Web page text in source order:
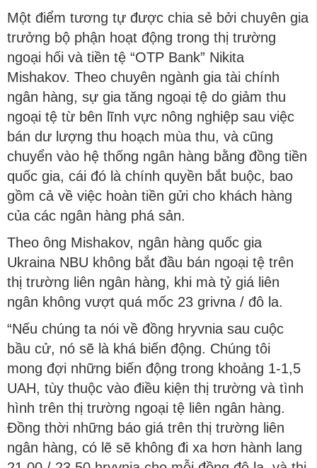
Một điểm tương tự được chia sẻ bởi chuyên gia
trưởng bộ phận hoạt động trong thị trường
ngoại hối và tiền tệ “OTP Bank” Nikita
Mishakov. Theo chuyên ngành gia tài chính
ngân hàng, sự gia tăng ngoại tệ do giảm thu
ngoại tệ từ bên lĩnh vực nông nghiệp sau việc
bán dư lượng thu hoạch mùa thu, và cũng
chuyển vào hệ thống ngân hàng bằng đồng tiền
quốc gia, cái đó là chính quyền bắt buộc, bao
gồm cả về việc hoàn tiền gửi cho khách hàng
của các ngân hàng phá sản.
Theo ông Mishakov, ngân hàng quốc gia
Ukraina NBU không bắt đầu bán ngoại tệ trên
thị trường liên ngân hàng, khi mà tỷ giá liên
ngân không vượt quá mốc 23 grivna / đô la.
“Nếu chúng ta nói về đồng hryvnia sau cuộc
bầu cử, nó sẽ là khá biến động. Chúng tôi
mong đợi những biến động trong khoảng 1-1,5
UAH, tùy thuộc vào điều kiện thị trường và tình
hình trên thị trường ngoại tệ liên ngân hàng.
Đồng thời những báo giá trên thị trường liên
ngân hàng, có lẽ sẽ không đi xa hơn hành lang